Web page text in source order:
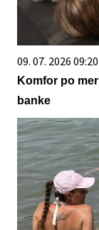
09. 07. 2026 09:20
Komfor po
banke